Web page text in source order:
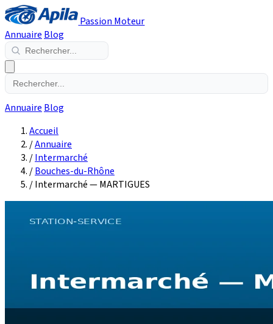
Passion Moteur
Annuaire Blog
Annuaire Blog
Accueil
/Annuaire
/Intermarché
/Bouches-du-Rhône
/Intermarché — MARTIGUES